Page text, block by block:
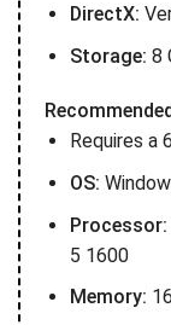
DirectX:
Storage: 8
Requires a
OS:
Processor:
5 1600
Memory: